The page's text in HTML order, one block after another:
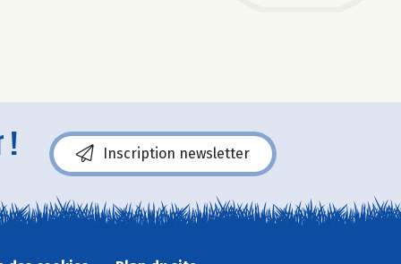
! Inscription newsletter